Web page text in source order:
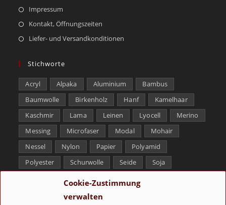
Cookie-Zustimmung
verwalten
Impressum
Kontakt, Öffnungszeiten
Liefer- und Versandkonditionen
Stichworte
Acryl Alpaka Aluminium
Bambus
Baumwolle
Birkenholz Hanf
Kamelhaar
Kaschmir
Lama Leinen Lyocell
Merino
Messing
Microfaser Modal
Mohair
Nessel
Nylon Papier
Polyamid
Polyester
Schurwolle Seide
Soja
Tencel
Yak